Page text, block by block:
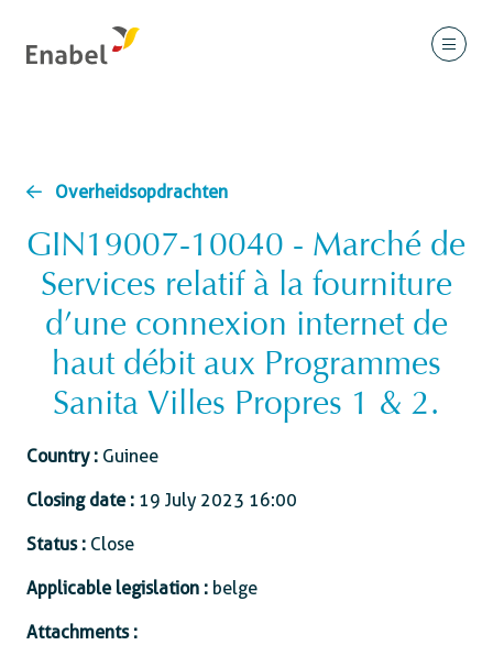
Overheidsopdrachten
GIN19007-10040 - Marché de
Services relatif à la fourniture
d’une connexion internet de
haut débit aux Programmes
Sanita Villes Propres 1 & 2.
Country : Guinee
Closing date : 19 July 2023 16:00
Status : Close
Applicable legislation : belge
Attachments :